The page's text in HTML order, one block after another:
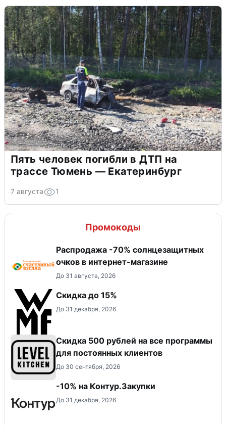
Пять человек погибли в ДТП на
трассе Тюмень — Екатеринбург
7 августа 1
Промокоды
Распродажа -70% солнцезащитных
очков в интернет-магазине
До 31 августа, 2026
Скидка до 15%
До 31 декабря, 2026
Скидка 500 рублей на все программы
для постоянных клиентов
До 30 сентября, 2026
-10% на Контур.Закупки
До 31 декабря, 2026